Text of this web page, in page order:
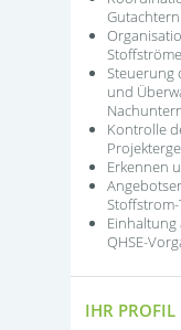
Steuerung
und
Kontrolle
Erkennen
QHSE-
IHR PROFIL